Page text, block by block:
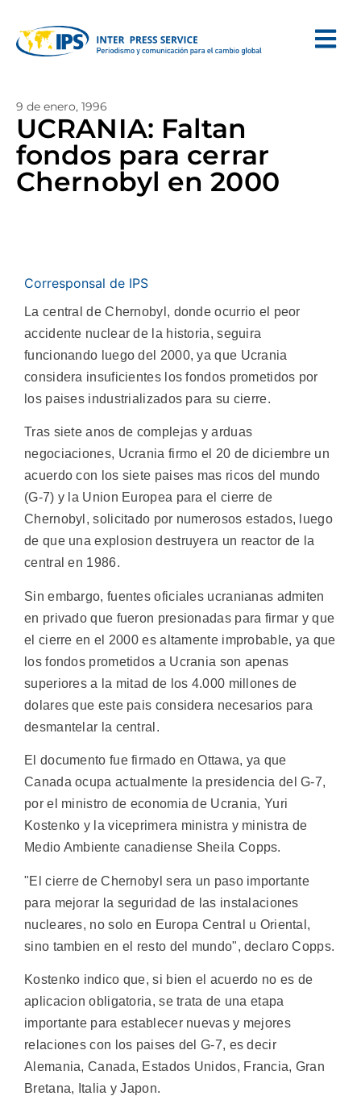
9 de enero, 1996
UCRANIA: Faltan
fondos para cerrar
Chernobyl en 2000
Corresponsal de IPS
La central de Chernobyl, donde ocurrio el peor
accidente nuclear de la historia, seguira
funcionando luego del 2000, ya que Ucrania
considera insuficientes los fondos prometidos por
los paises industrializados para su cierre.
Tras siete anos de complejas y arduas
negociaciones, Ucrania firmo el 20 de diciembre un
acuerdo con los siete paises mas ricos del mundo
(G-7) y la Union Europea para el cierre de
Chernobyl, solicitado por numerosos estados, luego
de que una explosion destruyera un reactor de la
central en 1986.
Sin embargo, fuentes oficiales ucranianas admiten
en privado que fueron presionadas para firmar y que
el cierre en el 2000 es altamente improbable, ya que
los fondos prometidos a Ucrania son apenas
superiores a la mitad de los 4.000 millones de
dolares que este pais considera necesarios para
desmantelar la central.
El documento fue firmado en Ottawa, ya que
Canada ocupa actualmente la presidencia del G-7,
por el ministro de economia de Ucrania, Yuri
Kostenko y la viceprimera ministra y ministra de
Medio Ambiente canadiense Sheila Copps.
"El cierre de Chernobyl sera un paso importante
para mejorar la seguridad de las instalaciones
nucleares, no solo en Europa Central u Oriental,
sino tambien en el resto del mundo", declaro Copps.
Kostenko indico que, si bien el acuerdo no es de
aplicacion obligatoria, se trata de una etapa
importante para establecer nuevas y mejores
relaciones con los paises del G-7, es decir
Alemania, Canada, Estados Unidos, Francia, Gran
Bretana, Italia y Japon.